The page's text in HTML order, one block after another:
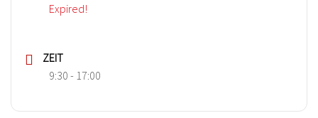
Expired!
ZEIT
9:30 - 17:00